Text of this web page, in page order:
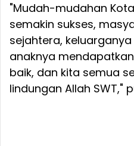
"Mudah-mudahan
semakin sukses,
sejahtera,
anaknya
baik, dan kita semua
lindungan Allah SWT,"